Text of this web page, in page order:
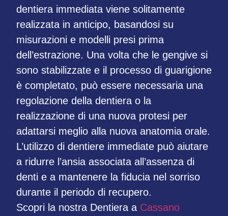
dentiera immediata viene solitamente
realizzata in anticipo, basandosi su
misurazioni e modelli presi prima
dell’estrazione. Una volta che le gengive si
sono stabilizzate e il processo di guarigione
è completato, può essere necessaria una
regolazione della dentiera o la
realizzazione di una nuova protesi per
adattarsi meglio alla nuova anatomia orale.
L’utilizzo di dentiere immediate può aiutare
a ridurre l’ansia associata all’assenza di
denti e a mantenere la fiducia nel sorriso
durante il periodo di recupero.
Scopri la nostra Dentiera a Cassano